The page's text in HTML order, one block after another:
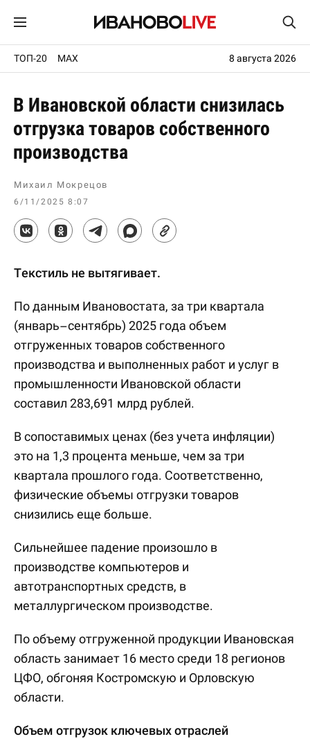
ТОП-20 MAX 8 августа 2026
В Ивановской области снизилась
отгрузка товаров собственного
производства
Михаил Мокрецов
6/11/2025 8:07
Текстиль не вытягивает.
По данным Ивановостата, за три квартала
(январь–сентябрь) 2025 года объем
отгруженных товаров собственного
производства и выполненных работ и услуг в
промышленности Ивановской области
составил 283,691 млрд рублей.
В сопоставимых ценах (без учета инфляции)
это на 1,3 процента меньше, чем за три
квартала прошлого года. Соответственно,
физические объемы отгрузки товаров
снизились еще больше.
Сильнейшее падение произошло в
производстве компьютеров и
автотранспортных средств, в
металлургическом производстве.
По объему отгруженной продукции Ивановская
область занимает 16 место среди 18 регионов
ЦФО, обгоняя Костромскую и Орловскую
области.
Объем отгрузок ключевых отраслей